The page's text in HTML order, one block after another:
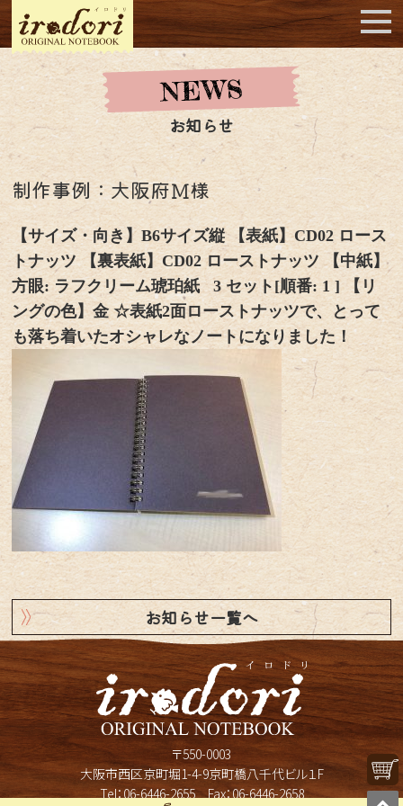
お知らせ
制作事例：大阪府Ｍ様
【サイズ・向き】B6サイズ縦 【表紙】CD02 ロース
トナッツ 【裏表紙】CD02 ローストナッツ 【中紙】
方眼: ラフクリーム琥珀紙 3 セット[順番: 1 ] 【リ
ングの色】金 ☆表紙2面ローストナッツで、とって
も落ち着いたオシャレなノートになりました！
お知らせ一覧へ
〒550-0003
大阪市西区京町堀1-4-9京町橋八千代ビル１F
Tel：06-6446-2655Fax：06-6446-2658